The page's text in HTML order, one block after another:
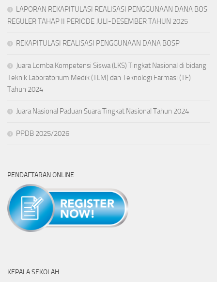
LAPORAN REKAPITULASI REALISASI PENGGUNAAN DANA BOS
REGULER TAHAP II PERIODE JULI-DESEMBER TAHUN 2025
REKAPITULASI REALISASI PENGGUNAAN DANA BOSP
Juara Lomba Kompetensi Siswa (LKS) Tingkat Nasional di bidang
Teknik Laboratorium Medik (TLM) dan Teknologi Farmasi (TF)
Tahun 2024
Juara Nasional Paduan Suara Tingkat Nasional Tahun 2024
PPDB 2025/2026
PENDAFTARAN ONLINE
KEPALA SEKOLAH